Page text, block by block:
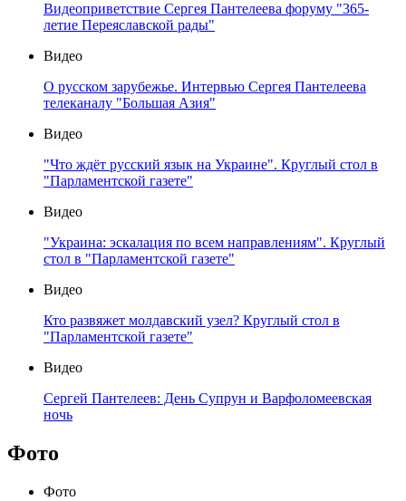
Видеоприветствие Сергея Пантелеева форуму "365-
летие Переяславской рады"
Видео
О русском зарубежье. Интервью Сергея Пантелеева
телеканалу "Большая Азия"
Видео
"Что ждёт русский язык на Украине". Круглый стол в
"Парламентской газете"
Видео
"Украина: эскалация по всем направлениям". Круглый
стол в "Парламентской газете"
Видео
Кто развяжет молдавский узел? Круглый стол в
"Парламентской газете"
Видео
Сергей Пантелеев: День Супрун и Варфоломеевская
ночь
Фото
Фото